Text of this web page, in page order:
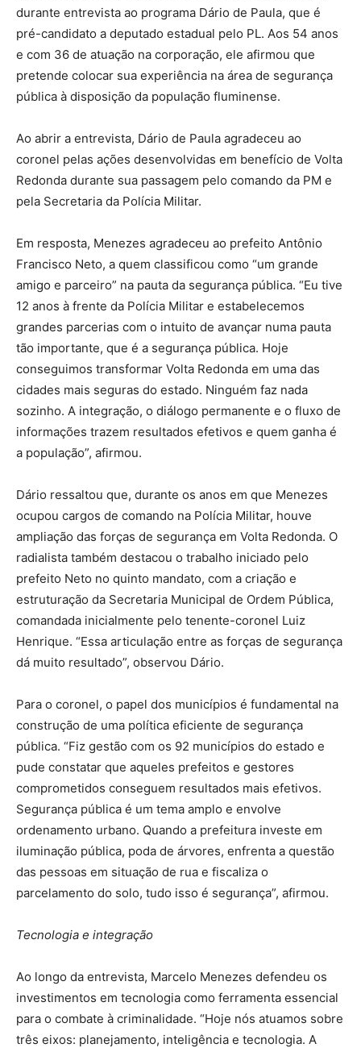
durante entrevista ao programa Dário de Paula, que é
pré-candidato a deputado estadual pelo PL. Aos 54 anos
e com 36 de atuação na corporação, ele afirmou que
pretende colocar sua experiência na área de segurança
pública à disposição da população fluminense.
Ao abrir a entrevista, Dário de Paula agradeceu ao
coronel pelas ações desenvolvidas em benefício de Volta
Redonda durante sua passagem pelo comando da PM e
pela Secretaria da Polícia Militar.
Em resposta, Menezes agradeceu ao prefeito Antônio
Francisco Neto, a quem classificou como “um grande
amigo e parceiro” na pauta da segurança pública. “Eu tive
12 anos à frente da Polícia Militar e estabelecemos
grandes parcerias com o intuito de avançar numa pauta
tão importante, que é a segurança pública. Hoje
conseguimos transformar Volta Redonda em uma das
cidades mais seguras do estado. Ninguém faz nada
sozinho. A integração, o diálogo permanente e o fluxo de
informações trazem resultados efetivos e quem ganha é
a população”, afirmou.
Dário ressaltou que, durante os anos em que Menezes
ocupou cargos de comando na Polícia Militar, houve
ampliação das forças de segurança em Volta Redonda. O
radialista também destacou o trabalho iniciado pelo
prefeito Neto no quinto mandato, com a criação e
estruturação da Secretaria Municipal de Ordem Pública,
comandada inicialmente pelo tenente-coronel Luiz
Henrique. “Essa articulação entre as forças de segurança
dá muito resultado”, observou Dário.
Para o coronel, o papel dos municípios é fundamental na
construção de uma política eficiente de segurança
pública. “Fiz gestão com os 92 municípios do estado e
pude constatar que aqueles prefeitos e gestores
comprometidos conseguem resultados mais efetivos.
Segurança pública é um tema amplo e envolve
ordenamento urbano. Quando a prefeitura investe em
iluminação pública, poda de árvores, enfrenta a questão
das pessoas em situação de rua e fiscaliza o
parcelamento do solo, tudo isso é segurança”, afirmou.
Tecnologia e integração
Ao longo da entrevista, Marcelo Menezes defendeu os
investimentos em tecnologia como ferramenta essencial
para o combate à criminalidade. “Hoje nós atuamos sobre
três eixos: planejamento, inteligência e tecnologia. A